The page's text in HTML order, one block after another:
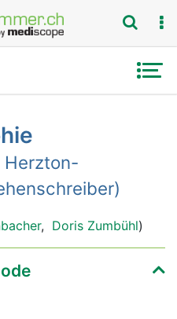
Herzton-
, Doris Zumbühl)